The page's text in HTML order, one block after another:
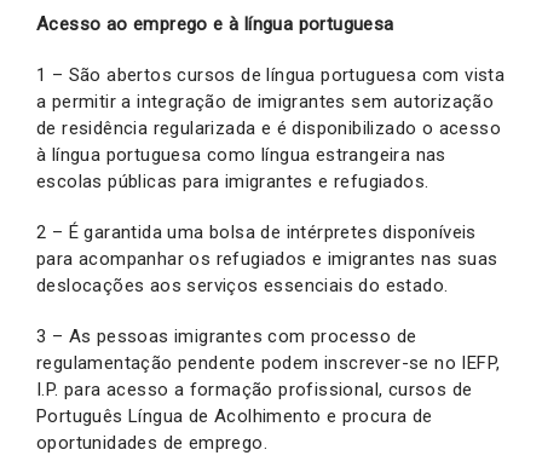
Acesso ao emprego e à língua portuguesa
1 – São abertos cursos de língua portuguesa com vista
a permitir a integração de imigrantes sem autorização
de residência regularizada e é disponibilizado o acesso
à língua portuguesa como língua estrangeira nas
escolas públicas para imigrantes e refugiados.
2 – É garantida uma bolsa de intérpretes disponíveis
para acompanhar os refugiados e imigrantes nas suas
deslocações aos serviços essenciais do estado.
3 – As pessoas imigrantes com processo de
regulamentação pendente podem inscrever-se no IEFP,
I.P. para acesso a formação profissional, cursos de
Português Língua de Acolhimento e procura de
oportunidades de emprego.